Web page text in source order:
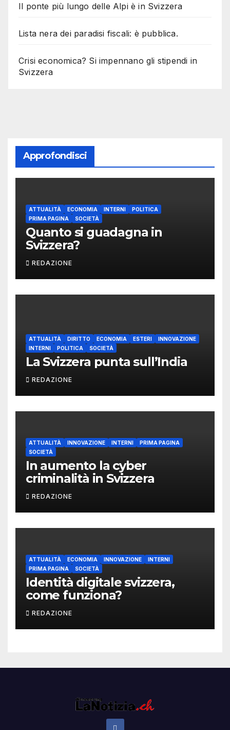
Il ponte più lungo delle Alpi è in Svizzera
Lista nera dei paradisi fiscali: è pubblica.
Crisi economica? Si impennano gli stipendi in
Svizzera
Approfondisci
ATTUALITÀ ECONOMIA INTERNI
POLITICA
PRIMA PAGINA
SOCIETÀ
Quanto si guadagna in
Svizzera?
REDAZIONE
ATTUALITÀ DIRITTO ECONOMIA ESTERI
INNOVAZIONE
INTERNI
POLITICA SOCIETÀ
La Svizzera punta sull’India
REDAZIONE
ATTUALITÀ INNOVAZIONE INTERNI
PRIMA PAGINA
SOCIETÀ
In aumento la cyber
criminalità in Svizzera
REDAZIONE
ATTUALITÀ ECONOMIA INNOVAZIONE
INTERNI
PRIMA PAGINA
SOCIETÀ
Identità digitale svizzera,
come funziona?
REDAZIONE